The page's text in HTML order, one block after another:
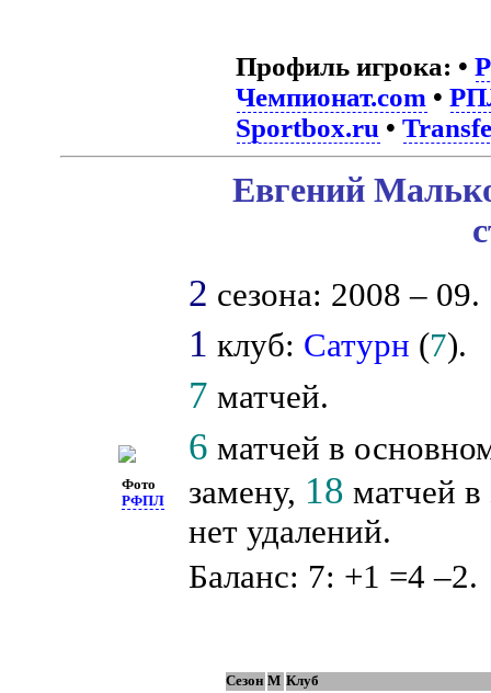
Профиль игрока: •
Чемпионат.com •
Sportbox.ru •
Фото
РФПЛ
Евгений
2 сезона: 2008 – 09.
1 клуб: Сатурн (7).
7 матчей.
6 матчей в
замену, 18 матчей
нет удалений.
Баланс: 7: +1 =4 –2.
Сезон М Клуб